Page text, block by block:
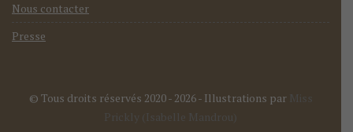
Nous contacter
Presse
© Tous droits réservés 2020 - 2026- Illustrations par Miss
Prickly (Isabelle Mandrou)